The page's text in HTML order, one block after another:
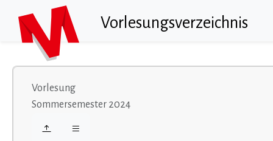
Vorlesungsverzeichnis
Vorlesung
Sommersemester 2024